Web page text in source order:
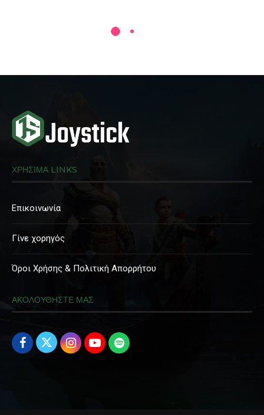
ΧΡΗΣΙΜΑ LINKS
Επικοινωνία
Γίνε χορηγός
Όροι Χρήσης & Πολιτική Απορρήτου
ΑΚΟΛΟΥΘΗΣΤΕ ΜΑΣ